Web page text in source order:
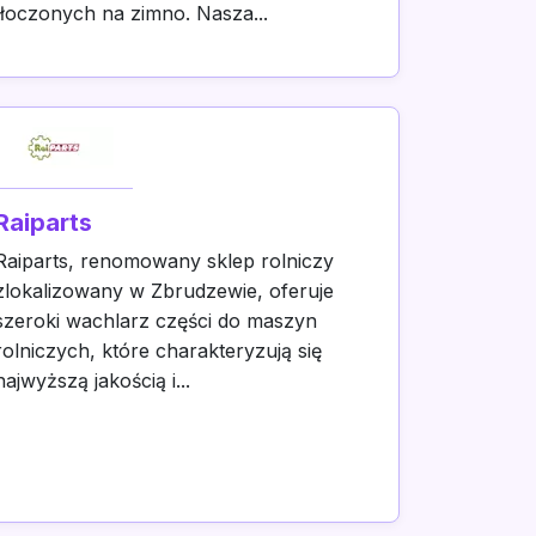
na zimno. Nasza...
renomowany sklep rolniczy
w Zbrudzewie, oferuje
wachlarz części do maszyn
które charakteryzują się
jakością i...